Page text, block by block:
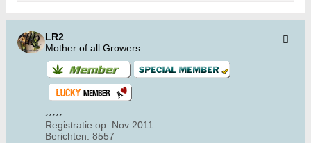
LR2
Mother of all Growers
Registratie op: Nov 2011
Berichten: 8557